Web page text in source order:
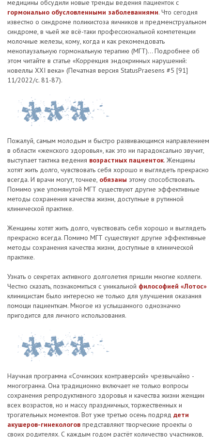
медицины обсудили новые тренды ведения пациенток с
гормонально обусловленными заболеваниями. Что сегодня
известно о синдроме поликистоза яичников и предменструальном
синдроме, в чьей же всё-таки профессиональной компетенции
молочные железы, кому, когда и как рекомендовать
менопаузальную гормональную терапию (МГТ)... Подробнее об
этом читайте в статье «Коррекция эндокринных нарушений:
новеллы XXI века» (Печатная версия StatusPraesens #5 [91]
11/2022/с. 81-87).
Пожалуй, самым молодым и быстро развивающимся направлением
в области «женского здоровья», как это ни парадоксально звучит,
выступает тактика ведения возрастных пациенток. Женщины
хотят жить долго, чувствовать себя хорошо и выглядеть прекрасно
всегда. И врачи могут, точнее, обязаны этому способствовать.
Помимо уже упомянутой МГТ существуют другие эффективные
методы сохранения качества жизни, доступные в рутинной
клинической практике.
Женщины хотят жить долго, чувствовать себя хорошо и выглядеть
прекрасно всегда. Помимо МГТ существуют другие эффективные
методы сохранения качества жизни, доступные в клинической
практике.
Узнать о секретах активного долголетия пришли многие коллеги.
Честно сказать, познакомиться с уникальной философией «Лотос»
клиницистам было интересно не только для улучшения оказания
помощи пациенткам. Многое из услышанного однозначно
пригодится для личного использования.
Научная программа «Сочинских контраверсий» чрезвычайно ­
многогранна. Она традиционно включает не только вопросы
сохранения репродуктивного здоровья и качества жизни женщин
всех возрастов, но и массу праздничных, торжественных и
трогательных моментов. Вот уже третью осень подряд дети
акушеров-гинекологов представляют творческие проекты о
своих родителях. С каждым годом растёт количество участников,